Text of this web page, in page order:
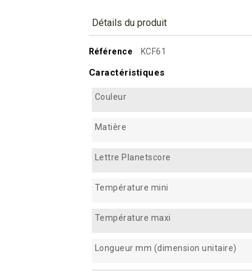
Détails du produit
Référence KCF61
Caractéristiques
Couleur
Matière
Lettre Planetscore
Température mini
Température maxi
Longueur mm (dimension unitaire)